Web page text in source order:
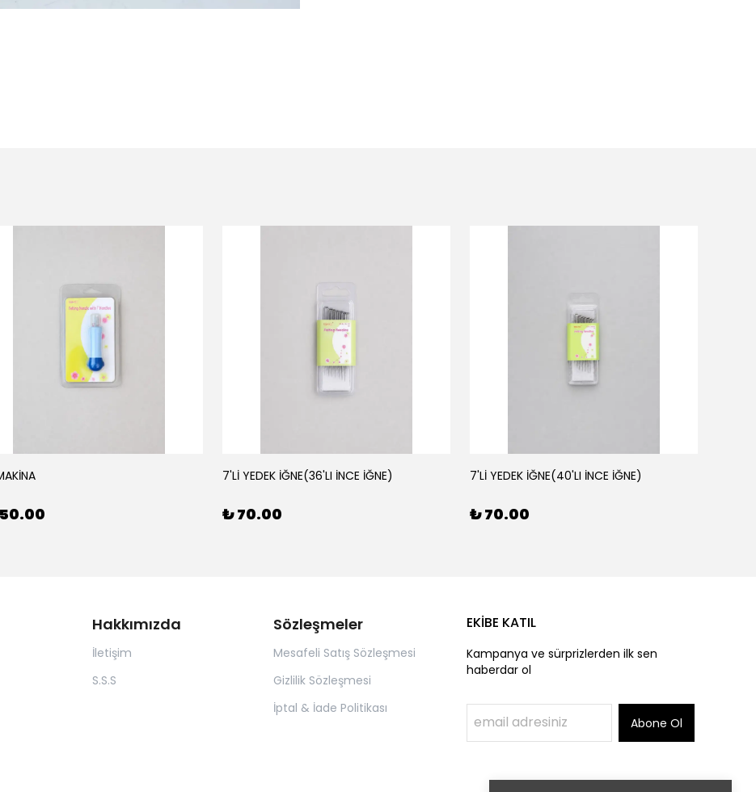
7'Lİ YEDEK İĞNE(36'LI İNCE İĞNE)
₺ 70.00
7'Lİ YEDEK İĞNE(40'LI İNCE İĞNE)
₺ 70.00
Hakkımızda
İletişim
S.S.S
Sözleşmeler
Mesafeli Satış Sözleşmesi
Gizlilik Sözleşmesi
İptal & İade Politikası
EKİBE KATIL
Kampanya ve sürprizlerden ilk sen
haberdar ol
Abone Ol